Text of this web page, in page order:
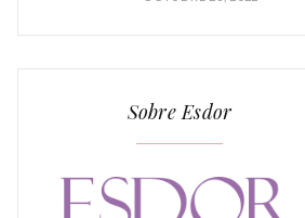
Sobre Esdor